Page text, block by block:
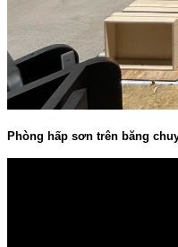
Phòng hấp sơn trên băng